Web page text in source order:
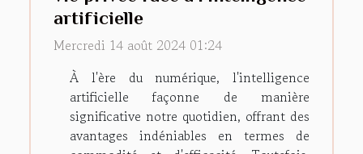
artificielle
Mercredi 14 août 2024 01:24
À l'ère du numérique, l'intelligence
artificielle façonne de manière
significative notre quotidien, offrant des
avantages indéniables en termes de